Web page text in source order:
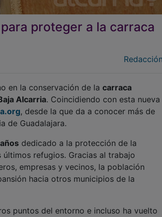
proteger a la carraca
Redacción
en la conservación de la carraca
Alcarria. Coincidiendo con esta nueva
, desde la que da a conocer más de
de Guadalajara.
dedicado a la protección de la
refugios. Gracias al trabajo
empresas y vecinos, la población
hacia otros municipios de la
puntos del entorno e incluso ha vuelto